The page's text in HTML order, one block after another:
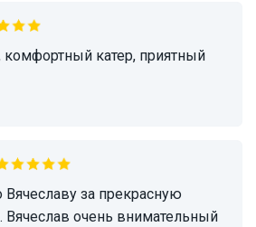
Вячеслав очень внимательный